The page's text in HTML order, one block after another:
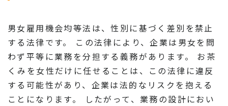
男女雇用機会均等法は、性別に基づく差別を禁止
する法律です。 この法律により、企業は男女を問
わず平等に業務を分担する義務があります。 お茶
くみを女性だけに任せることは、この法律に違反
する可能性があり、企業は法的なリスクを抱える
ことになります。 したがって、業務の設計におい